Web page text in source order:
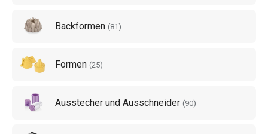
Backformen (81 )
Formen (25)
Ausstecher und Ausschneider (90)